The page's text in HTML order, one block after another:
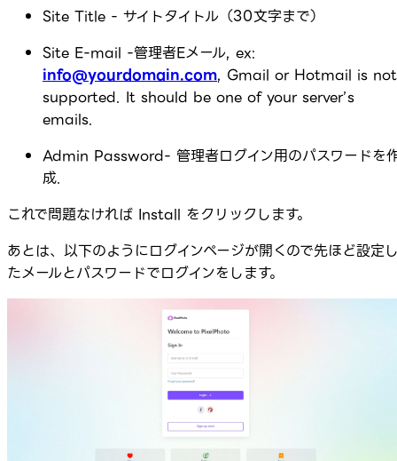
Site Title - サイトタイトル（30文字まで）
Site E-mail -管理者Eメール, ex:
info@yourdomain.com, Gmail or Hotmail is not
supported. It should be one of your server’s
emails.
Admin Password- 管理者ログイン用のパスワードを
成.
これで問題なければ Install をクリックします。
あとは、以下のようにログインページが開くので先ほど設定
たメールとパスワードでログインをします。